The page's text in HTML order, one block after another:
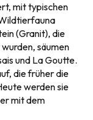
mit typischen
(Granit), die
säumen
und La Goutte.
die früher die
werden sie
mit dem